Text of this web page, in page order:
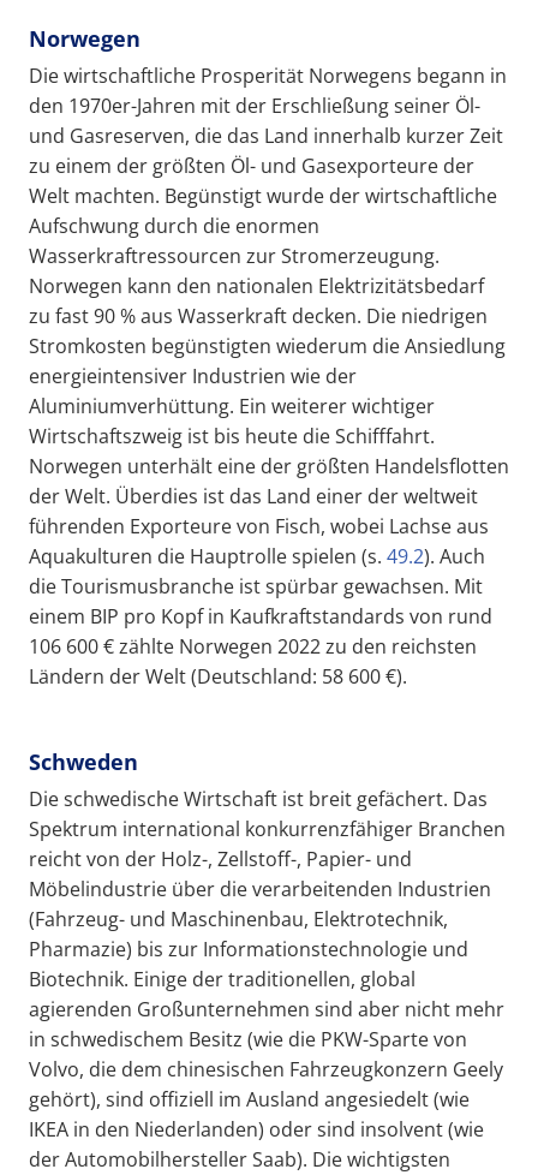
Norwegen
Die wirtschaftliche Prosperität Norwegens begann in
den 1970er-Jahren mit der Erschließung seiner Öl-
und Gasreserven, die das Land innerhalb kurzer Zeit
zu einem der größten Öl- und Gasexporteure der
Welt machten. Begünstigt wurde der wirtschaftliche
Aufschwung durch die enormen
Wasserkraftressourcen zur Stromerzeugung.
Norwegen kann den nationalen Elektrizitätsbedarf
zu fast 90 % aus Wasserkraft decken. Die niedrigen
Stromkosten begünstigten wiederum die Ansiedlung
energieintensiver Industrien wie der
Aluminiumverhüttung. Ein weiterer wichtiger
Wirtschaftszweig ist bis heute die Schifffahrt.
Norwegen unterhält eine der größten Handelsflotten
der Welt. Überdies ist das Land einer der weltweit
führenden Exporteure von Fisch, wobei Lachse aus
Aquakulturen die Hauptrolle spielen (s. 49.2). Auch
die Tourismusbranche ist spürbar gewachsen. Mit
einem BIP pro Kopf in Kaufkraftstandards von rund
106 600 € zählte Norwegen 2022 zu den reichsten
Ländern der Welt (Deutschland: 58 600 €).
Schweden
Die schwedische Wirtschaft ist breit gefächert. Das
Spektrum international konkurrenzfähiger Branchen
reicht von der Holz-, Zellstoff-, Papier- und
Möbelindustrie über die verarbeitenden Industrien
(Fahrzeug- und Maschinenbau, Elektrotechnik,
Pharmazie) bis zur Informationstechnologie und
Biotechnik. Einige der traditionellen, global
agierenden Großunternehmen sind aber nicht mehr
in schwedischem Besitz (wie die PKW-Sparte von
Volvo, die dem chinesischen Fahrzeugkonzern Geely
gehört), sind offiziell im Ausland angesiedelt (wie
IKEA in den Niederlanden) oder sind insolvent (wie
der Automobilhersteller Saab). Die wichtigsten